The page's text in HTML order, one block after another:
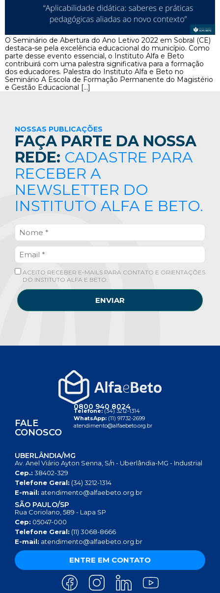
O Seminário de Abertura do Ano Letivo 2022 em Sobral (CE)
destaca-se pela excelência educacional do município. Como
parte desse evento essencial, o Instituto Alfa e Beto
contribuirá com uma palestra significativa para a formação
dos educadores. Palestra do Instituto Alfa e Beto no
Seminário A Escola de Formação Permanente do Magistério
e Gestão Educacional […]
NOSSAS PUBLICAÇÕES
FAÇA PARTE DA NOSSA
REDE: CADASTRE PARA
RECEBER A
NEWSLETTER DO
INSTITUTO ALFA E BETO.
ACEITO RECEBER E-MAILS PARA CONTATO E ORIENTAÇÕES
DO INSTITUTO ALFA E BETO.
ENVIAR
FALE
CONOSCO
0800 940 8024
Telefone:(34) 3212-1314
WhatsApp: (11) 91732-2699
atendimento@alfaebeto.org.br
UBERLÂNDIA/MG
Av. Anel Viário Ayton Senna, S/n - Uberlândia-MG - Industrial
Cep.: 38402-329
Telefone Geral: (34) 3212-1314
E-mail: atendimento@alfaebeto.org.br
SÃO PAULO/SP
Rua Coriolano, 589 - Lapa SP
Cep: 05047-000
Telefone Geral: (11) 3068-8666
E-mail: atendimento@alfaebeto.org.br
ENTRE EM CONTATO